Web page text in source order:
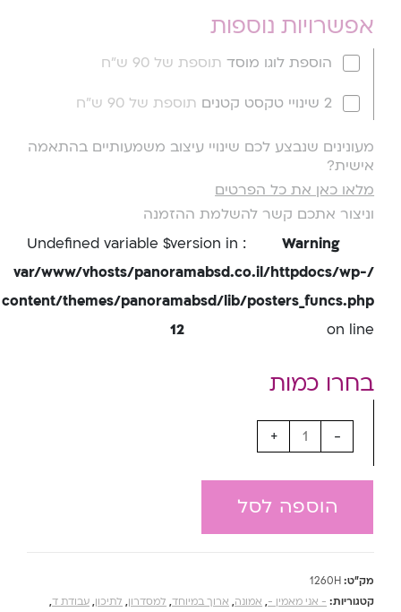
אפשרויות נוספות
הוספת לוגו מוסד תוספת של 90 ש"ח
2 שינויי טקסט קטנים תוספת של 90 ש"ח
מעונינים שנבצע לכם שינויי עיצוב משמעותיים בהתאמה
אישית?
מלאו כאן את כל הפרטים
וניצור אתכם קשר להשלמת ההזמנה
Warning
: Undefined variable $version in
/var/www/vhosts/panoramabsd.co.il/httpdocs/wp-
content/themes/panoramabsd/lib/posters_funcs.php
on line
12
-
+
הוספה לסל
מק"ט: 1260H
קטגוריות: - אני מאמין -, אמונה, ארוך במיוחד, למסדרון, לתיכון, עבודת ד,